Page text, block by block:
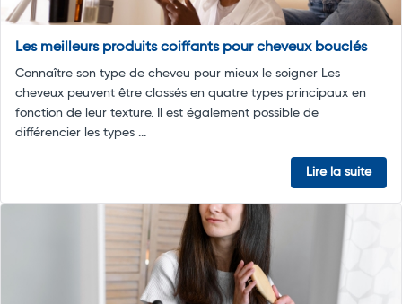
Les meilleurs produits coiffants pour cheveux bouclés
Connaître son type de cheveu pour mieux le soigner Les
cheveux peuvent être classés en quatre types principaux en
fonction de leur texture. Il est également possible de
différencier les types ...
Lire la suite